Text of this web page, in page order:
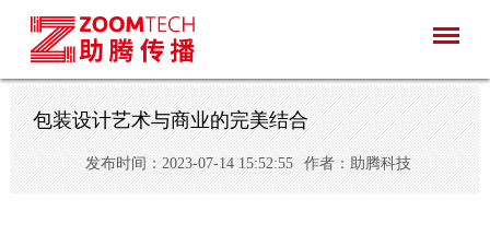
包装设计艺术与商业的完美结合
发布时间：2023-07-14 15:52:55 作者：助腾科技